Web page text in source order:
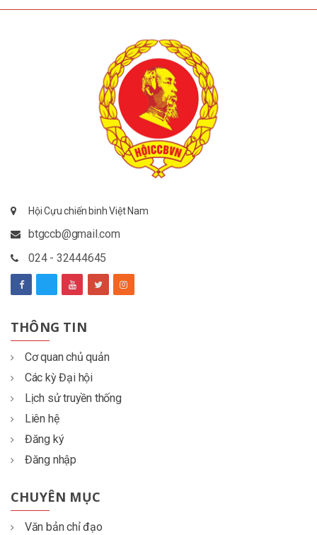
Hội Cựu chiến binh Việt Nam
btgccb@gmail.com
024 - 32444645
THÔNG TIN
Cơ quan chủ quản
Các kỳ Đại hội
Lịch sử truyền thống
Liên hệ
Đăng ký
Đăng nhập
CHUYÊN MỤC
Văn bản chỉ đạo